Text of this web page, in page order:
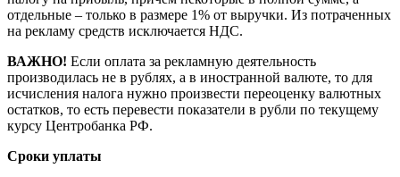
отдельные – только в размере 1% от выручки. Из потраченных
на рекламу средств исключается НДС.
ВАЖНО! Если оплата за рекламную деятельность
производилась не в рублях, а в иностранной валюте, то для
исчисления налога нужно произвести переоценку валютных
остатков, то есть перевести показатели в рубли по текущему
курсу Центробанка РФ.
Сроки уплаты